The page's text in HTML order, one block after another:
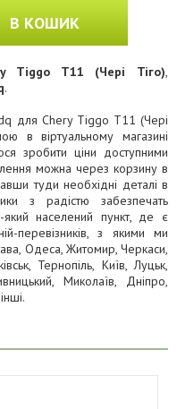
В КОШИК
Tiggo T11 (Чері Тіго),
.
для Chery Tiggo T11 (Чері
в віртуальному магазині
зробити ціни доступними
можна через корзину в
туди необхідні деталі в
з радістю забезпечать
населений пункт, де є
перевізників, з якими ми
Одеса, Житомир, Черкаси,
Тернопіль, Київ, Луцьк,
Миколаїв, Дніпро,